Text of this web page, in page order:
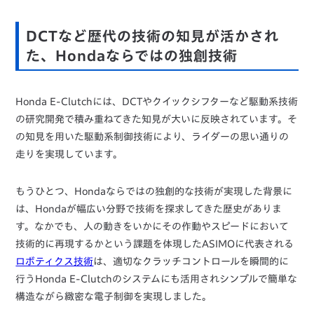
DCTなど歴代の技術の知見が活かされ
た、Hondaならではの独創技術
Honda E-Clutchには、DCTやクイックシフターなど駆動系技術
の研究開発で積み重ねてきた知見が大いに反映されています。そ
の知見を用いた駆動系制御技術により、ライダーの思い通りの
走りを実現しています。
もうひとつ、Hondaならではの独創的な技術が実現した背景に
は、Hondaが幅広い分野で技術を探求してきた歴史がありま
す。なかでも、人の動きをいかにその作動やスピードにおいて
技術的に再現するかという課題を体現したASIMOに代表される
ロボティクス技術は、適切なクラッチコントロールを瞬間的に
行うHonda E-Clutchのシステムにも活用されシンプルで簡単な
構造ながら緻密な電子制御を実現しました。